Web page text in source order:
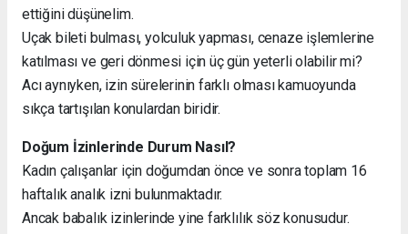
ettiğini düşünelim.
Uçak bileti bulması, yolculuk yapması, cenaze işlemlerine
katılması ve geri dönmesi için üç gün yeterli olabilir mi?
Acı aynıyken, izin sürelerinin farklı olması kamuoyunda
sıkça tartışılan konulardan biridir.
Doğum İzinlerinde Durum Nasıl?
Kadın çalışanlar için doğumdan önce ve sonra toplam 16
haftalık analık izni bulunmaktadır.
Ancak babalık izinlerinde yine farklılık söz konusudur.